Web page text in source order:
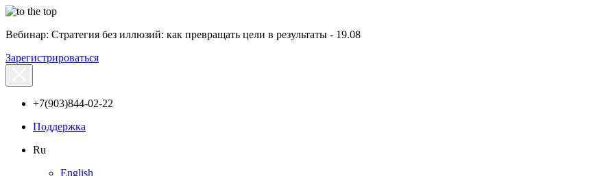
Вебинар: Стратегия без иллюзий: как превращать цели в результаты - 19.08
Зарегистрироваться
+7(903)844-02-22
Поддержка
Ru
English